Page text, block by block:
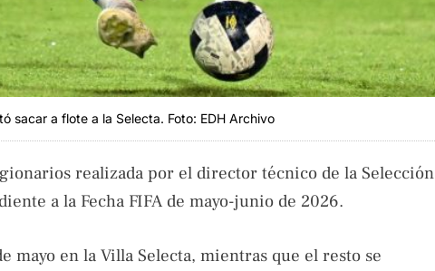
sacar a flote a la Selecta. Foto: EDH Archivo
realizada por el director técnico de la Selección
a la Fecha FIFA de mayo-junio de 2026.
mayo en la Villa Selecta, mientras que el resto se